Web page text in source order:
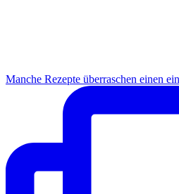
Manche Rezepte überraschen einen